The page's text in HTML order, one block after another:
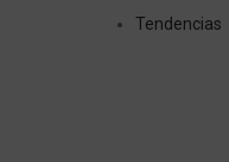
Tendencias